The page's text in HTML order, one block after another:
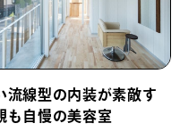
流線型の内装が素敵す
も自慢の美容室